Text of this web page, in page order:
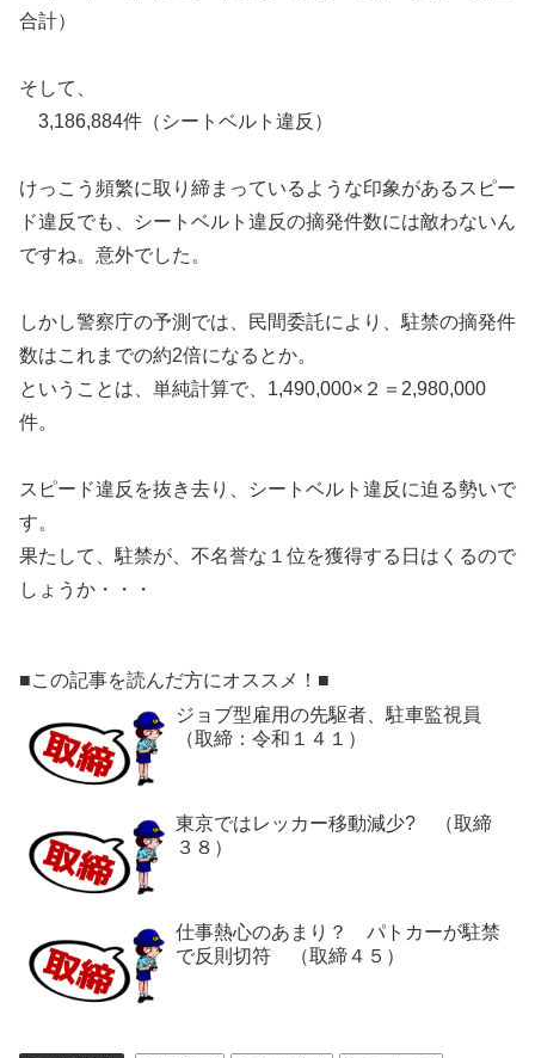
合計）
そして、
3,186,884件（シートベルト違反）
けっこう頻繁に取り締まっているような印象があるスピー
ド違反でも、シートベルト違反の摘発件数には敵わないん
ですね。意外でした。
しかし警察庁の予測では、民間委託により、駐禁の摘発件
数はこれまでの約2倍になるとか。
ということは、単純計算で、1,490,000×２＝2,980,000
件。
スピード違反を抜き去り、シートベルト違反に迫る勢いで
す。
果たして、駐禁が、不名誉な１位を獲得する日はくるので
しょうか・・・
■この記事を読んだ方にオススメ！■
ジョブ型雇用の先駆者、駐車監視員
（取締：令和１４１）
東京ではレッカー移動減少? （取締
３８）
仕事熱心のあまり？ パトカーが駐禁
で反則切符 （取締４５）